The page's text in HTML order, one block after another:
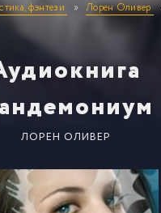
фэнтези
Лорен Оливер
ЛОРЕН ОЛИВЕР